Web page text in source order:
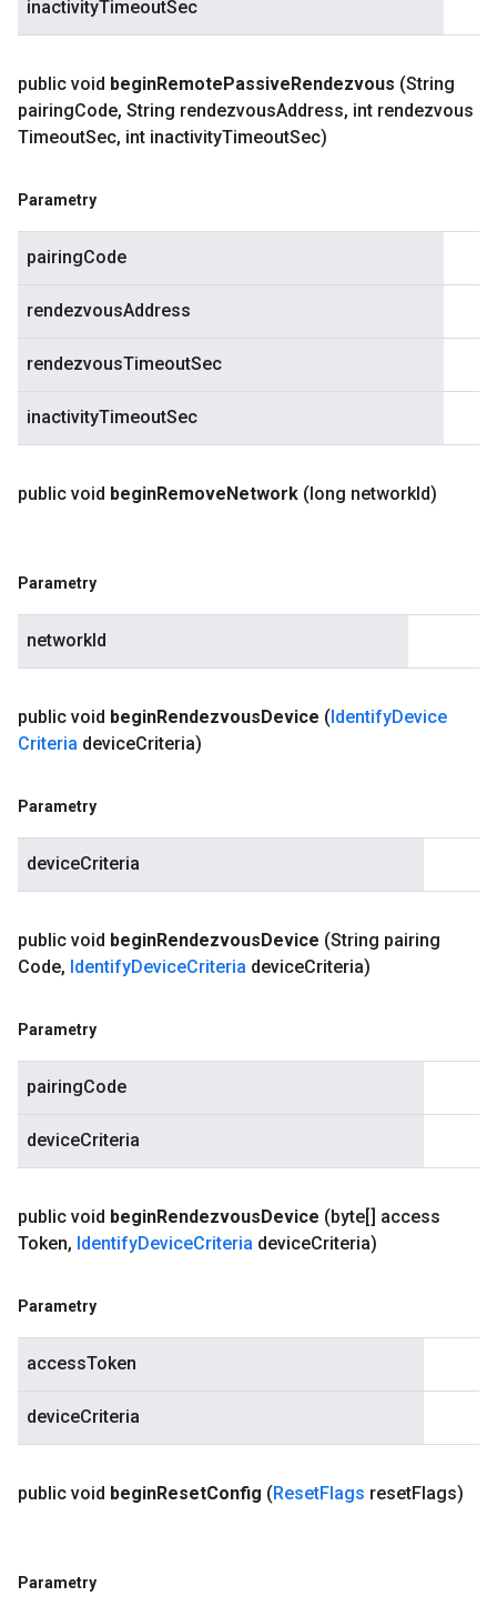
inactivityTimeoutSec
public void beginRemotePassiveRendezvous (String
pairingCode, String rendezvousAddress, int rendezvous
TimeoutSec, int inactivityTimeoutSec)
Parametry
pairingCode
rendezvousAddress
rendezvousTimeoutSec
inactivityTimeoutSec
public void beginRemoveNetwork (long networkId)
Parametry
networkId
public void beginRendezvousDevice (IdentifyDevice
Criteria deviceCriteria)
Parametry
deviceCriteria
public void beginRendezvousDevice (String pairing
Code, IdentifyDeviceCriteria deviceCriteria)
Parametry
pairingCode
deviceCriteria
public void beginRendezvousDevice (byte[] access
Token, IdentifyDeviceCriteria deviceCriteria)
Parametry
accessToken
deviceCriteria
public void beginResetConfig (ResetFlags resetFlags)
Parametry